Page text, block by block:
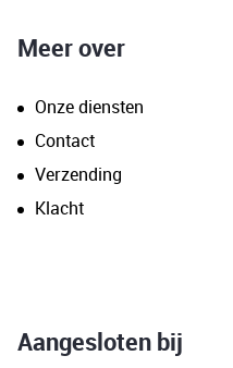
Meer over
Onze diensten
Contact
Verzending
Klacht
Aangesloten bij